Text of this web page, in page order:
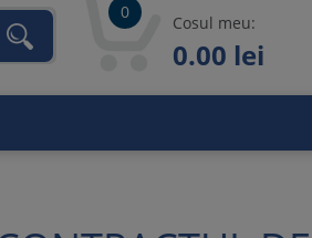
0
Cosul meu:
0.00 lei